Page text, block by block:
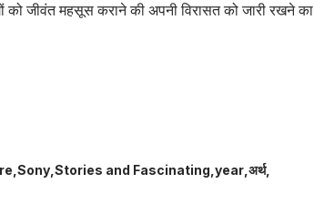
को जीवंत महसूस कराने की अपनी विरासत को जारी रखने का
Sony Stories and Fascinating year अर्थ